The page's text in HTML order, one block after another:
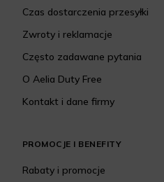
Czas dostarczenia przesyłki
Zwroty i reklamacje
Często zadawane pytania
O Aelia Duty Free
Kontakt i dane firmy
PROMOCJE I BENEFITY
Rabaty i promocje